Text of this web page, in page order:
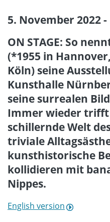
5. November 2022
ON STAGE: So
(*1955 in
Köln) seine
Kunsthalle
seine surrealen
Immer wieder
schillernde Welt
triviale
kunsthistorische
kollidieren mit
Nippes.
English version